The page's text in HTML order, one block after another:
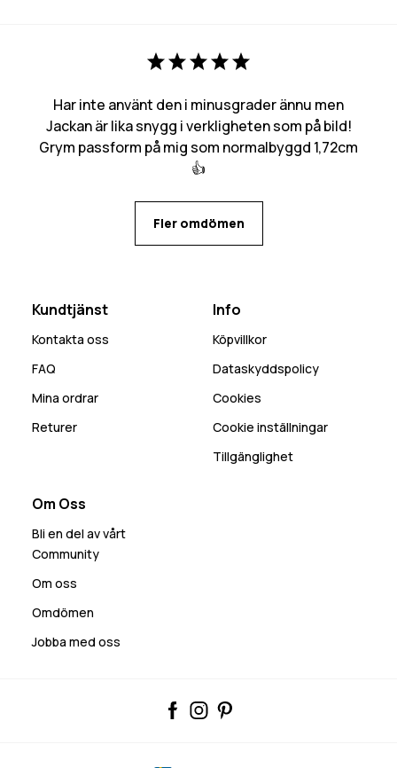
Har inte använt den i minusgrader ännu men
Jackan är lika snygg i verkligheten som på bild!
Grym passform på mig som normalbyggd 1,72cm
👍
Fler omdömen
Kundtjänst
Kontakta oss
FAQ
Mina ordrar
Returer
Info
Köpvillkor
Dataskyddspolicy
Cookies
Cookie inställningar
Tillgänglighet
Om Oss
Bli en del av vårt
Community
Om oss
Omdömen
Jobba med oss